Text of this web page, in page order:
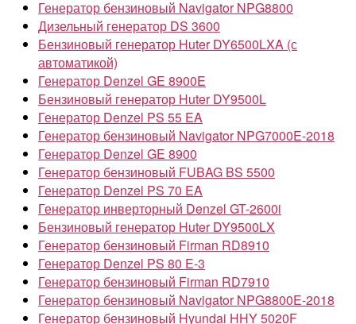
Генератор бензиновый Navigator NPG8800
Дизельный генератор DS 3600
Бензиновый генератор Huter DY6500LXA (с
автоматикой)
Генератор Denzel GE 8900E
Бензиновый генератор Huter DY9500L
Генератор Denzel PS 55 EA
Генератор бензиновый Navigator NPG7000E-2018
Генератор Denzel GE 8900
Генератор бензиновый FUBAG BS 5500
Генератор Denzel PS 70 EA
Генератор инверторный Denzel GT-2600i
Бензиновый генератор Huter DY9500LX
Генератор бензиновый Firman RD8910
Генератор Denzel PS 80 E-3
Генератор бензиновый Firman RD7910
Генератор бензиновый Navigator NPG8800E-2018
Генератор бензиновый Hyundai HHY 5020F